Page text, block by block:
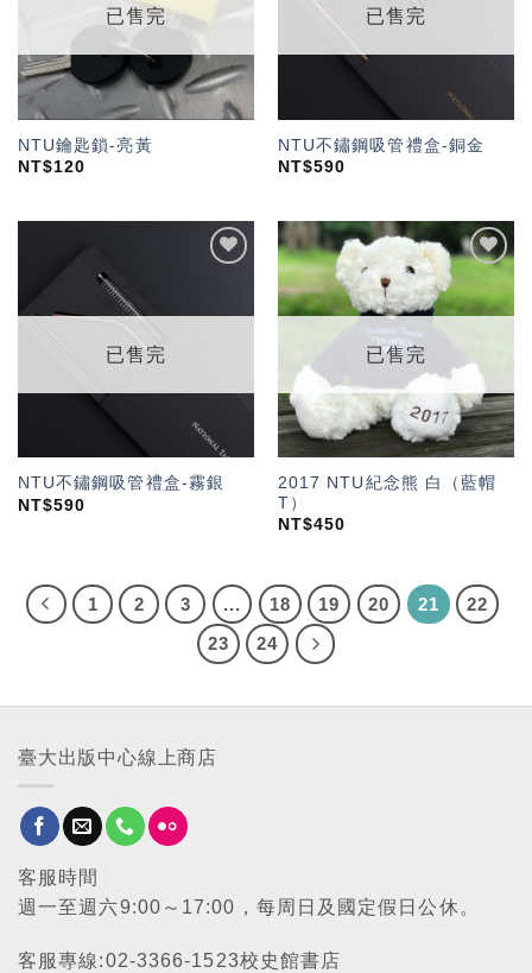
已售完
NTU鑰匙鎖-亮黃
NT$120
已售完
NTU不鏽鋼吸管禮盒-銅金
NT$590
望輕
已售完
NTU不鏽鋼吸管禮盒-霧銀
NT$590
「願
望輕
已售完
2017 NTU紀念熊 白（藍帽
T）
NT$450
1 2 3 ... 18 19 20 21
22
23
24
臺大出版中心線上商店
客服時間
週一至週六9:00～17:00，每周日及國定假日公休。
客服專線:02-3366-1523校史館書店